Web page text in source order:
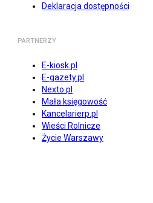
Deklaracja dostępności
PARTNERZY
E-kiosk.pl
E-gazety.pl
Nexto.pl
Mała księgowość
Kancelarierp.pl
Wieści Rolnicze
Życie Warszawy